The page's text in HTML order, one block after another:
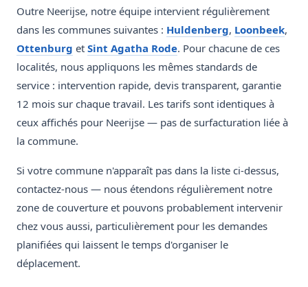
Outre Neerijse, notre équipe intervient régulièrement
dans les communes suivantes : Huldenberg, Loonbeek,
Ottenburg et Sint Agatha Rode. Pour chacune de ces
localités, nous appliquons les mêmes standards de
service : intervention rapide, devis transparent, garantie
12 mois sur chaque travail. Les tarifs sont identiques à
ceux affichés pour Neerijse — pas de surfacturation liée à
la commune.
Si votre commune n'apparaît pas dans la liste ci-dessus,
contactez-nous — nous étendons régulièrement notre
zone de couverture et pouvons probablement intervenir
chez vous aussi, particulièrement pour les demandes
planifiées qui laissent le temps d'organiser le
déplacement.